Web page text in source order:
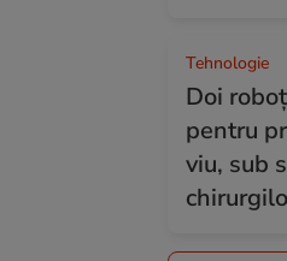
Tehnologie
Doi
pentru
viu, sub